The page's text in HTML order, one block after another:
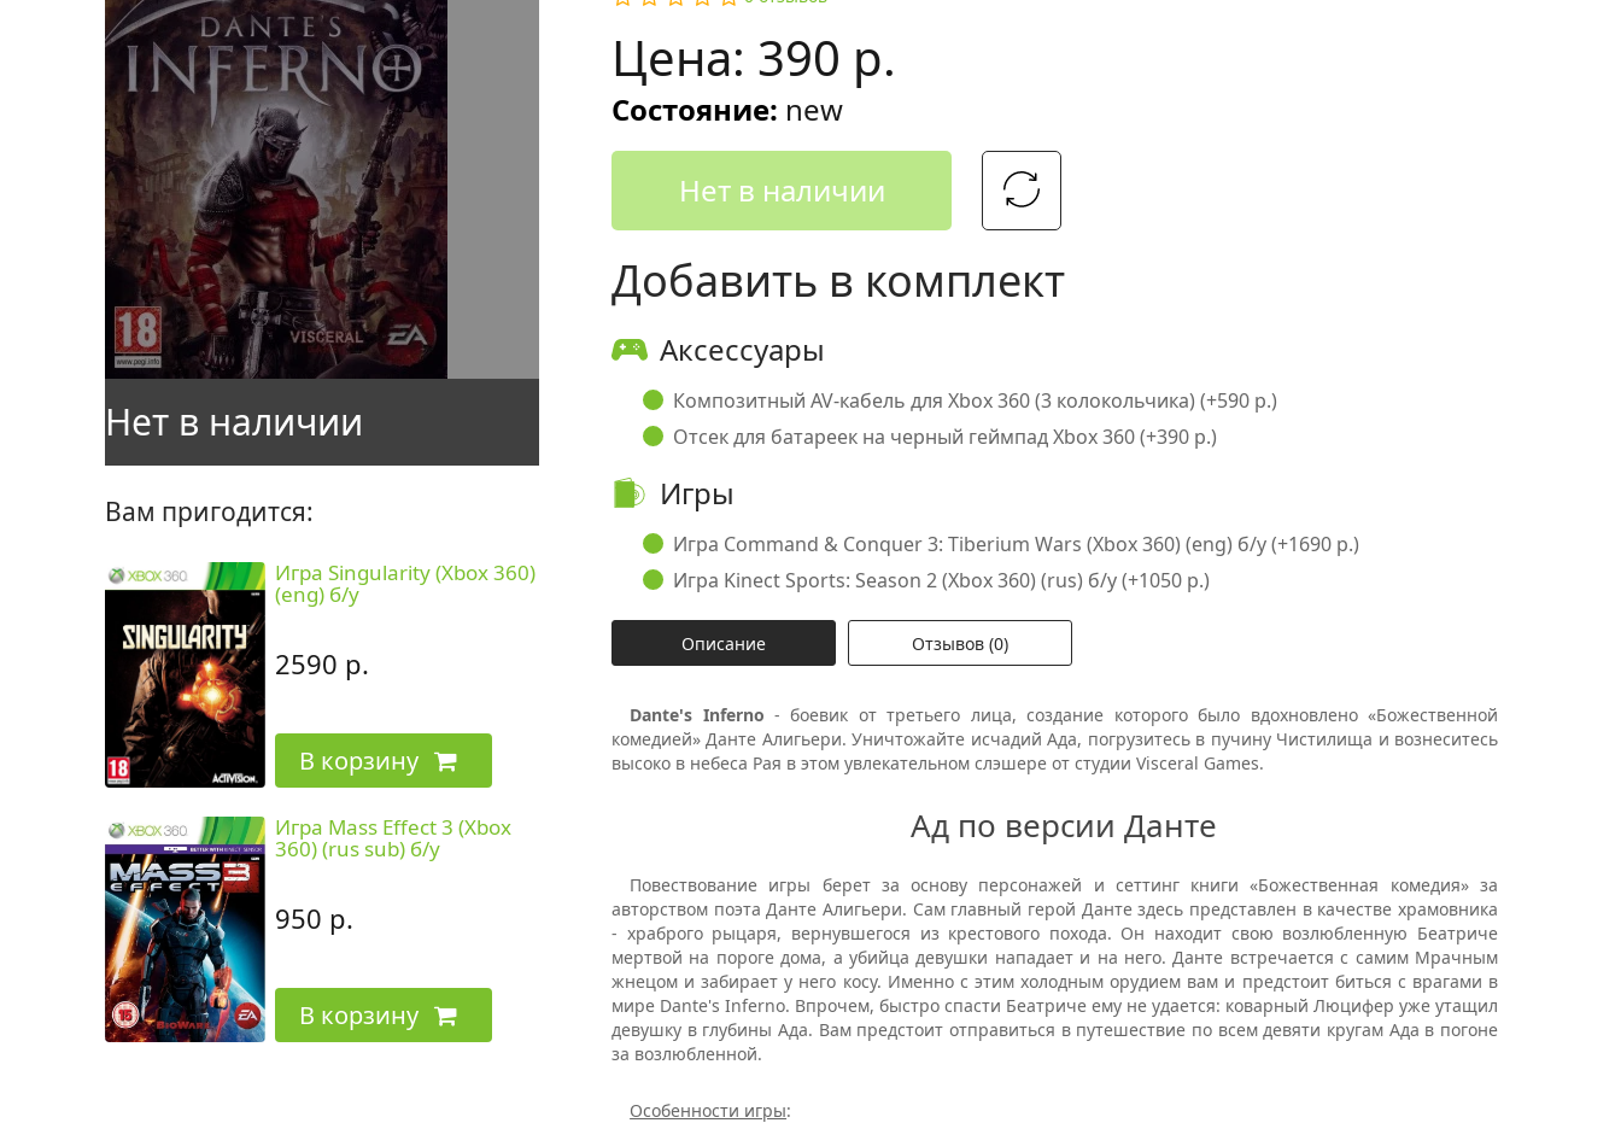
Вам пригодится:
Игра Singularity (Xbox 360)
(eng) б/у
2590 р.
В корзину
Игра Mass Effect 3 (Xbox
360) (rus sub) б/у
950 р.
В корзину
Цена: 390 р.
Состояние: new
Нет в наличии
Добавить в комплект
Аксессуары
Композитный AV-кабель для Xbox 360 (3 колокольчика) (+590 р.)
Отсек для батареек на черный геймпад Xbox 360 (+390 р.)
Игры
Игра Command & Conquer 3: Tiberium Wars (Xbox 360) (eng) б/у (+1690 р.)
Игра Kinect Sports: Season 2 (Xbox 360) (rus) б/у (+1050 р.)
Описание Отзывов (0)
Dante's Inferno - боевик от третьего лица, создание которого было вдохновлено «Божественной
комедией» Данте Алигьери. Уничтожайте исчадий Ада, погрузитесь в пучину Чистилища и вознеситесь
высоко в небеса Рая в этом увлекательном слэшере от студии Visceral Games.
Ад по версии Данте
Повествование игры берет за основу персонажей и сеттинг книги «Божественная комедия» за
авторством поэта Данте Алигьери. Сам главный герой Данте здесь представлен в качестве храмовника
- храброго рыцаря, вернувшегося из крестового похода. Он находит свою возлюбленную Беатриче
мертвой на пороге дома, а убийца девушки нападает и на него. Данте встречается с самим Мрачным
жнецом и забирает у него косу. Именно с этим холодным орудием вам и предстоит биться с врагами в
мире Dante's Inferno. Впрочем, быстро спасти Беатриче ему не удается: коварный Люцифер уже утащил
девушку в глубины Ада. Вам предстоит отправиться в путешествие по всем девяти кругам Ада в погоне
за возлюбленной.
Особенности игры: